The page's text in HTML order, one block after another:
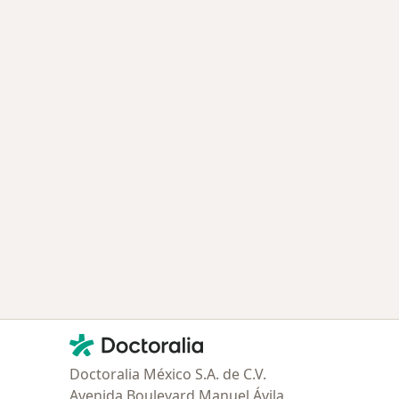
Contacto
Doctoralia - Página de inicio
Doctoralia México S.A. de C.V.